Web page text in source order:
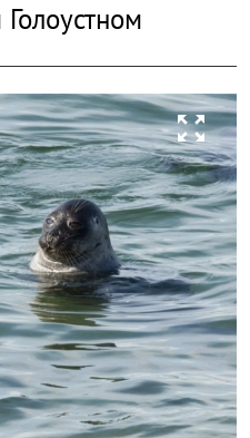
zoom_out_map